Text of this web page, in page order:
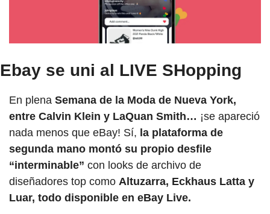
Ebay se uni al LIVE SHopping
En plena Semana de la Moda de Nueva York,
entre Calvin Klein y LaQuan Smith… ¡se apareció
nada menos que eBay! Sí, la plataforma de
segunda mano montó su propio desfile
“interminable” con looks de archivo de
diseñadores top como Altuzarra, Eckhaus Latta y
Luar, todo disponible en eBay Live.